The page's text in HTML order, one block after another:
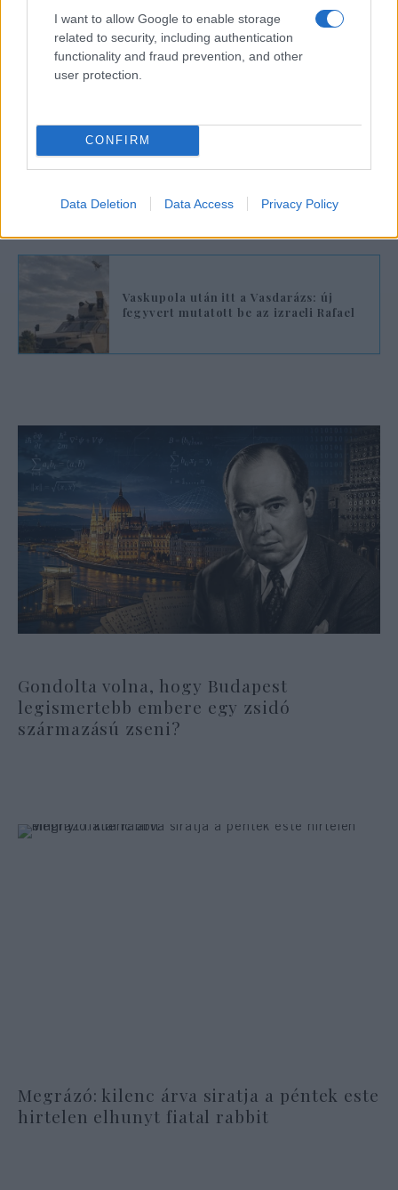
I want to allow Google to enable storage
related to security, including authentication
functionality and fraud prevention, and other
user protection.
CONFIRM
Data Deletion Data Access Privacy Policy
kapcsolatok normalizálására, ugyanakkor ezt
ahhoz köti, hogy Jeruzsálem jelentős
engedményeket tegyen a palesztinok felé egy
Beintettek Macronnak – a dubaji
vadászgéppel leckéztetik Párizst
Vaskupola után itt a Vasdarázs: új
fegyvert mutatott be az izraeli Rafael
Gondolta volna, hogy Budapest
legismertebb embere egy zsidó
származású zseni?
Megrázó: kilenc árva siratja a péntek este
hirtelen elhunyt fiatal rabbit